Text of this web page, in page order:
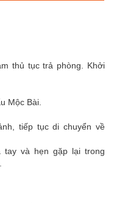
thủ tục trả phòng. Khởi
Mộc Bài.
tiếp tục di chuyển về
tay và hẹn gặp lại trong